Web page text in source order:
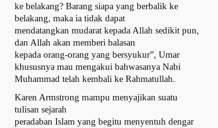
ke belakang? Barang siapa yang berbalik ke
belakang, maka ia tidak dapat
mendatangkan mudarat kepada Allah sedikit pun,
dan Allah akan memberi balasan
kepada orang-orang yang bersyukur”, Umar
khususnya mau mengakui bahwasanya Nabi
Muhammad telah kembali ke Rahmatullah.
Karen Armstrong mampu menyajikan suatu
tulisan sejarah
peradaban Islam yang begitu menyentuh dengar